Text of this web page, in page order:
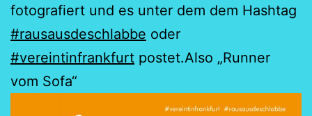
fotografiert und es unter dem dem Hashtag
#rausausdeschlabbe oder
#vereintinfrankfurt postet.Also „Runner
vom Sofa“